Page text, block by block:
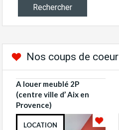
Nos coups de coeur
A louer meublé 2P
(centre ville d’ Aix en
Provence)
LOCATION